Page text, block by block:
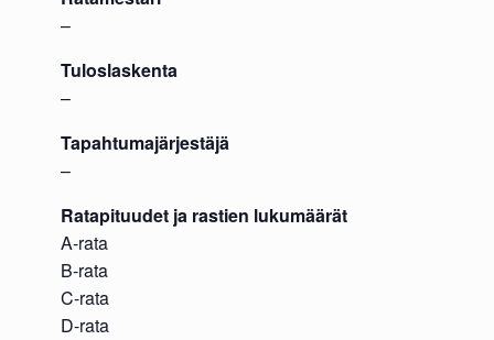
–
Tuloslaskenta
–
Tapahtumajärjestäjä
–
Ratapituudet ja rastien lukumäärät
A-rata
B-rata
C-rata
D-rata